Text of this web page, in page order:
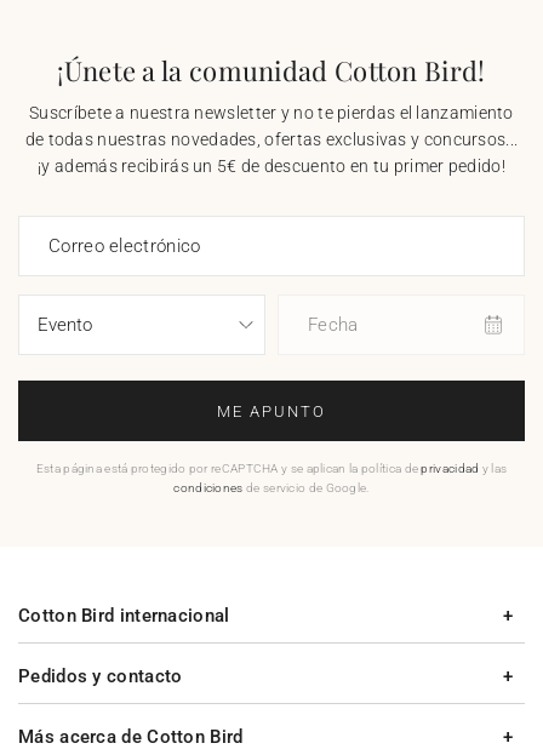
¡Únete a la comunidad Cotton Bird!
Suscríbete a nuestra newsletter y no te pierdas el lanzamiento
de todas nuestras novedades, ofertas exclusivas y concursos...
¡y además recibirás un 5€ de descuento en tu primer pedido!
Correo electrónico
Fecha
ME APUNTO
Esta página está protegido por reCAPTCHA y se aplican la política deprivacidad y las
condiciones de servicio de Google.
Pedidos y contacto
Más acerca de Cotton Bird
Cotton Bird internacional